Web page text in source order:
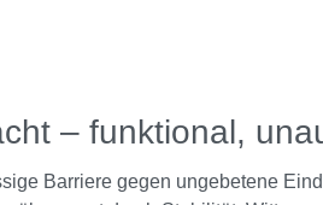
– funktional,
Barriere gegen ungebetene